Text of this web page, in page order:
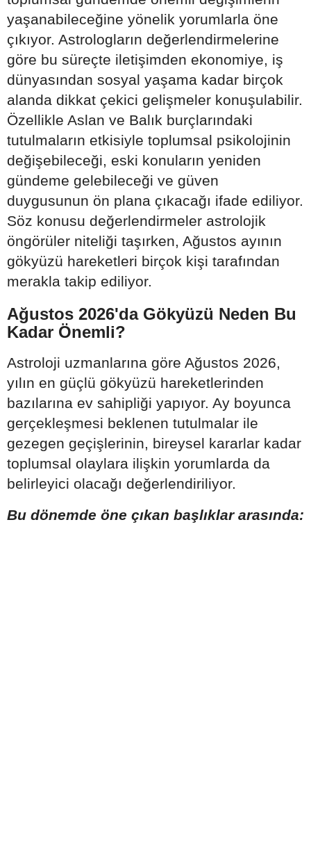
yaşanabileceğine yönelik yorumlarla öne
çıkıyor. Astrologların değerlendirmelerine
göre bu süreçte iletişimden ekonomiye, iş
dünyasından sosyal yaşama kadar birçok
alanda dikkat çekici gelişmeler konuşulabilir.
Özellikle Aslan ve Balık burçlarındaki
tutulmaların etkisiyle toplumsal psikolojinin
değişebileceği, eski konuların yeniden
gündeme gelebileceği ve güven
duygusunun ön plana çıkacağı ifade ediliyor.
Söz konusu değerlendirmeler astrolojik
öngörüler niteliği taşırken, Ağustos ayının
gökyüzü hareketleri birçok kişi tarafından
merakla takip ediliyor.
Ağustos 2026'da Gökyüzü Neden Bu
Kadar Önemli?
Astroloji uzmanlarına göre Ağustos 2026,
yılın en güçlü gökyüzü hareketlerinden
bazılarına ev sahipliği yapıyor. Ay boyunca
gerçekleşmesi beklenen tutulmalar ile
gezegen geçişlerinin, bireysel kararlar kadar
toplumsal olaylara ilişkin yorumlarda da
belirleyici olacağı değerlendiriliyor.
Bu dönemde öne çıkan başlıklar arasında: